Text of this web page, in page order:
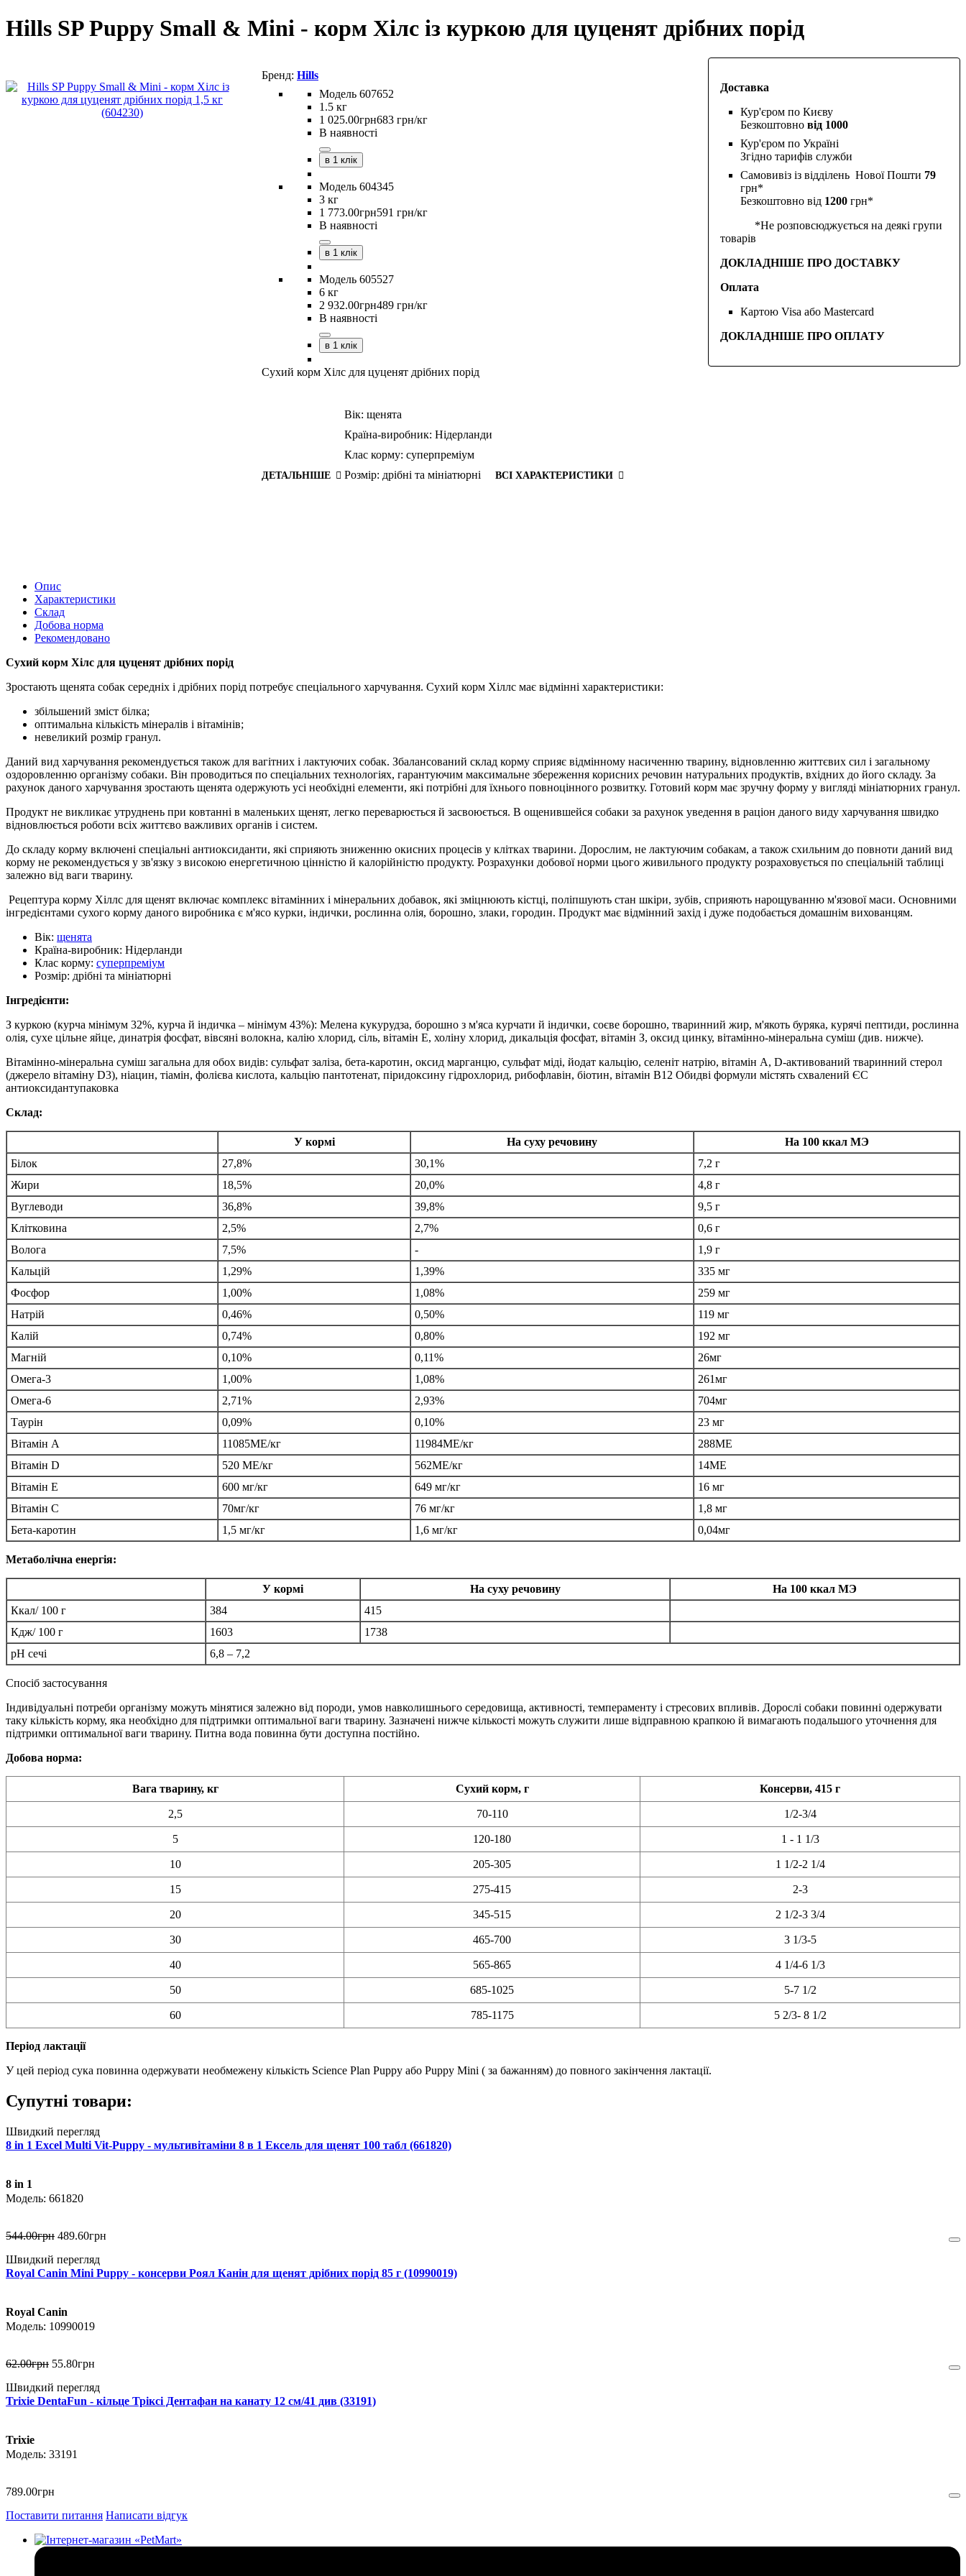
Hills SP Puppy Small & Mini - корм Хілс із куркою для цуценят дрібних порід
Доставка
Кур'єром по Києву
Безкоштовно від 1000
Кур'єром по Україні
Згідно тарифів служби
Самовивіз із відділень Нової Пошти 79
грн*
Безкоштовно від 1200 грн*
*Не розповсюджується на деякі групи
товарів
ДОКЛАДНІШЕ ПРО ДОСТАВКУ
Оплата
Картою Visa або Mastercard
ДОКЛАДНІШЕ ПРО ОПЛАТУ
Hills
607652
1.5 кг
1 025.00грн683 грн/кг
В наявності
в 1 клік
604345
3 кг
1 773.00грн591 грн/кг
В наявності
в 1 клік
605527
6 кг
2 932.00грн489 грн/кг
В наявності
в 1 клік
Сухий корм Хілс для цуценят дрібних порід
ДЕТАЛЬНІШЕ
Вік: щенята
Країна-виробник: Нідерланди
Клас корму: суперпреміум
Розмір: дрібні та мініатюрні ВСІ ХАРАКТЕРИСТИКИ
Опис
Характеристики
Склад
Добова норма
Рекомендовано
Сухий корм Хілс для цуценят дрібних порід
Зростають щенята собак середніх і дрібних порід потребує спеціального харчування. Сухий корм Хіллс має відмінні характеристики:
збільшений зміст білка;
оптимальна кількість мінералів і вітамінів;
невеликий розмір гранул.
Даний вид харчування рекомендується також для вагітних і лактуючих собак. Збалансований склад корму сприяє відмінному насиченню тварину, відновленню життєвих сил і загальному
оздоровленню організму собаки. Він проводиться по спеціальних технологіях, гарантуючим максимальне збереження корисних речовин натуральних продуктів, вхідних до його складу. За
рахунок даного харчування зростають щенята одержують усі необхідні елементи, які потрібні для їхнього повноцінного розвитку. Готовий корм має зручну форму у вигляді мініатюрних гранул.
Продукт не викликає утруднень при ковтанні в маленьких щенят, легко переварюється й засвоюється. В ощенившейся собаки за рахунок уведення в раціон даного виду харчування швидко
відновлюється роботи всіх життєво важливих органів і систем.
До складу корму включені спеціальні антиоксиданти, які сприяють зниженню окисних процесів у клітках тварини. Дорослим, не лактуючим собакам, а також схильним до повноти даний вид
корму не рекомендується у зв'язку з високою енергетичною цінністю й калорійністю продукту. Розрахунки добової норми цього живильного продукту розраховується по спеціальній таблиці
залежно від ваги тварину.
Рецептура корму Хіллс для щенят включає комплекс вітамінних і мінеральних добавок, які зміцнюють кістці, поліпшують стан шкіри, зубів, сприяють нарощуванню м'язової маси. Основними
інгредієнтами сухого корму даного виробника є м'ясо курки, індички, рослинна олія, борошно, злаки, городин. Продукт має відмінний захід і дуже подобається домашнім вихованцям.
Вік: щенята
Країна-виробник: Нідерланди
Клас корму: суперпреміум
Розмір: дрібні та мініатюрні
Інгредієнти:
З куркою (курча мінімум 32%, курча й індичка – мінімум 43%): Мелена кукурудза, борошно з м'яса курчати й індички, соєве борошно, тваринний жир, м'якоть буряка, курячі пептиди, рослинна
олія, сухе цільне яйце, динатрія фосфат, вівсяні волокна, калію хлорид, сіль, вітамін Е, холіну хлорид, дикальція фосфат, вітамін З, оксид цинку, вітамінно-мінеральна суміш (див. нижче).
Вітамінно-мінеральна суміш загальна для обох видів: сульфат заліза, бета-каротин, оксид марганцю, сульфат міді, йодат кальцію, селеніт натрію, вітамін А, D-активований тваринний стерол
(джерело вітаміну D3), ніацин, тіамін, фолієва кислота, кальцію пантотенат, піридоксину гідрохлорид, рибофлавін, біотин, вітамін В12 Обидві формули містять схвалений ЄС
антиоксидантупаковка
Склад:
У кормі На суху речовину
На 100 ккал МЭ
Білок
27,8% 30,1%
7,2 г
Жири
18,5% 20,0%
4,8 г
Вуглеводи
36,8% 39,8%
9,5 г
Клітковина
2,5% 2,7%
0,6 г
Волога
7,5% -
1,9 г
Кальцій
1,29% 1,39%
335 мг
Фосфор
1,00% 1,08%
259 мг
Натрій
0,46% 0,50%
119 мг
Калій
0,74% 0,80%
192 мг
Магній
0,10% 0,11%
26мг
Омега-3
1,00% 1,08%
261мг
Омега-6
2,71% 2,93%
704мг
Таурін
0,09% 0,10%
23 мг
Вітамін А
11085МЕ/кг 11984МЕ/кг
288МЕ
Вітамін D
520 МЕ/кг 562МЕ/кг
14МЕ
Вітамін Е
600 мг/кг 649 мг/кг
16 мг
Вітамін C
70мг/кг 76 мг/кг
1,8 мг
Бета-каротин
1,5 мг/кг 1,6 мг/кг 0,04мг
Метаболічна енергія:
У кормі На суху речовину
На 100 ккал МЭ
Ккал/ 100 г
384
415
Кдж/ 100 г
1603
1738
pH сечі
6,8 – 7,2
Спосіб застосування
Індивідуальні потреби організму можуть мінятися залежно від породи, умов навколишнього середовища, активності, темпераменту і стресових впливів. Дорослі собаки повинні одержувати
таку кількість корму, яка необхідно для підтримки оптимальної ваги тварину. Зазначені нижче кількості можуть служити лише відправною крапкою й вимагають подальшого уточнення для
підтримки оптимальної ваги тварину. Питна вода повинна бути доступна постійно.
Добова норма:
Вага тварину, кг Сухий корм, г Консерви, 415 г
2,5 70-110 1/2-3/4
5 120-180 1 - 1 1/3
10 205-305 1 1/2-2 1/4
15 275-415 2-3
20 345-515 2 1/2-3 3/4
30 465-700 3 1/3-5
40 565-865 4 1/4-6 1/3
50 685-1025 5-7 1/2
60 785-1175 5 2/3- 8 1/2
Період лактації
У цей період сука повинна одержувати необмежену кількість Science Plan Puppy або Puppy Mini ( за бажанням) до повного закінчення лактації.
Супутні товари:
Швидкий перегляд
8 in 1 Excel Multi Vit-Puppy - мультивітаміни 8 в 1 Ексель для щенят 100 табл (661820)
8 in 1
661820
544.00грн 489.60грн
Швидкий перегляд
Royal Canin Mini Puppy - консерви Роял Канін для щенят дрібних порід 85 г (10990019)
Royal Canin
10990019
62.00грн 55.80грн
Швидкий перегляд
Trixie DentaFun - кільце Тріксі Дентафан на канату 12 см/41 див (33191)
Trixie
33191
789.00грн
Поставити питання Написати відгук